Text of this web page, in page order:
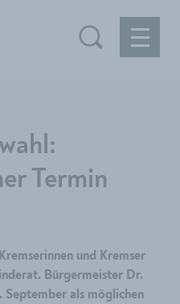
Termin
und Kremser
Bürgermeister Dr.
September als möglichen